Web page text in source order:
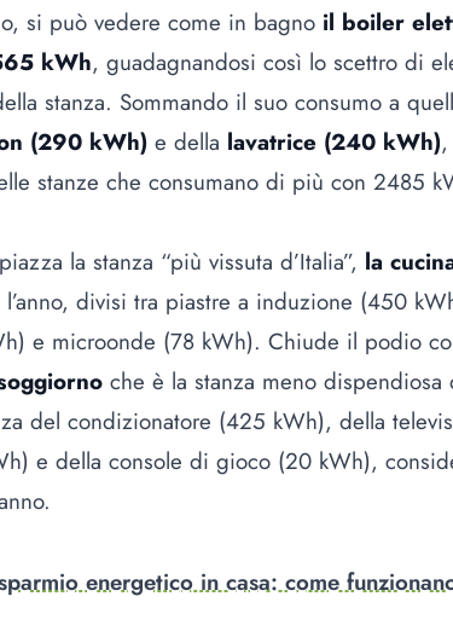
si può vedere come in bagno il boiler
kWh, guadagnandosi così lo scettro di
stanza. Sommando il suo consumo a
(290 kWh) e della lavatrice (240 kWh)
stanze che consumano di più con 2485
la stanza “più vissuta d’Italia”, la
divisi tra piastre a induzione (450
e microonde (78 kWh). Chiude il podio
che è la stanza meno dispendiosa
del condizionatore (425 kWh), della
e della console di gioco (20 kWh),
energetico in casa: come